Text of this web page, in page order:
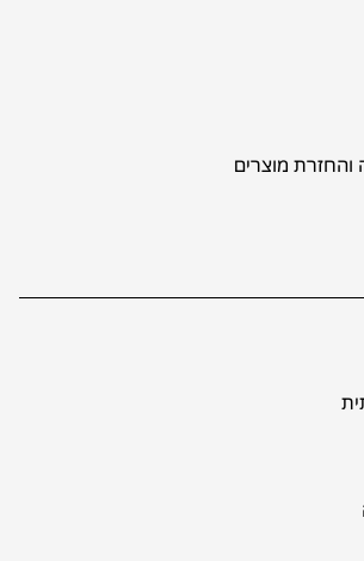
והחזרת מוצרים